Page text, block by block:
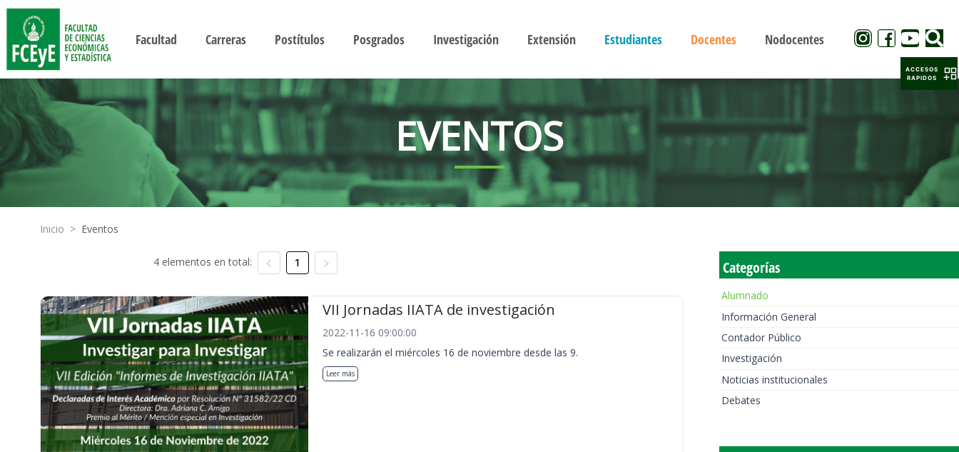
Facultad Carreras Postítulos Posgrados Investigación Extensión Estudiantes Docentes Nodocentes
EVENTOS
Inicio > Eventos
4 elementos en total: 1
VII Jornadas IIATA de investigación
2022-11-16 09:00:00
Se realizarán el miércoles 16 de noviembre desde las 9.
Leer más
Categorías
Alumnado
Información General
Contador Público
Investigación
Noticias institucionales
Debates
ACCESOS
RAPIDOS